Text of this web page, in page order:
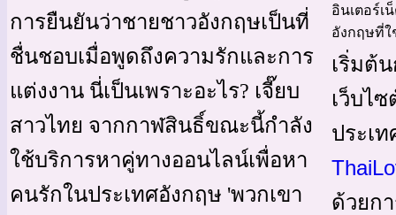
การยืนยันว่าชายชาวอังกฤษเป็นที่
ชื่นชอบเมื่อพูดถึงความรักและการ
แต่งงาน นี่เป็นเพราะอะไร? เจี๊ยบ
สาวไทย จากกาฬสินธิ์ขณะนี้กำลัง
ใช้บริการหาคู่ทางออนไลน์เพื่อหา
คนรักในประเทศอังกฤษ 'พวกเขา
อินเตอร์เ
อังกฤษที่
เริ่มต้
เว็บไ
ประเ
ด้วยก